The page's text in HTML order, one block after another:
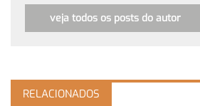
veja todos os posts do autor
RELACIONADOS